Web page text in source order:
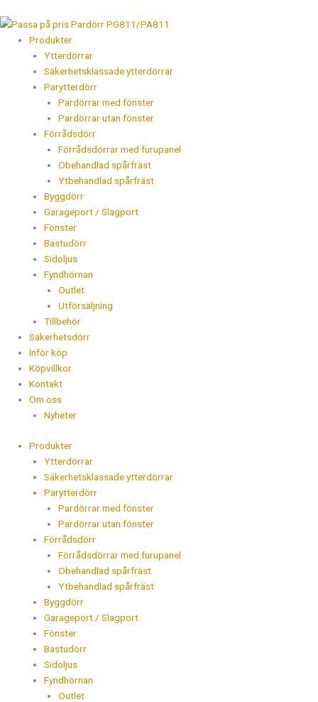
till
innehållProdukter
Ytterdörrar
Säkerhetsklassade ytterdörrar
Parytterdörr
Pardörrar med fönster
Pardörrar utan fönster
Förrådsdörr
Förrådsdörrar med furupanel
Obehandlad spårfräst
Ytbehandlad spårfräst
Byggdörr
Garageport / Slagport
Fönster
Bastudörr
Sidoljus
Fyndhörnan
Outlet
Utförsäljning
Tillbehör
Säkerhetsdörr
Inför köp
Köpvillkor
Kontakt
Om oss
Nyheter
Produkter
Ytterdörrar
Säkerhetsklassade ytterdörrar
Parytterdörr
Pardörrar med fönster
Pardörrar utan fönster
Förrådsdörr
Förrådsdörrar med furupanel
Obehandlad spårfräst
Ytbehandlad spårfräst
Byggdörr
Garageport / Slagport
Fönster
Bastudörr
Sidoljus
Fyndhörnan
Outlet